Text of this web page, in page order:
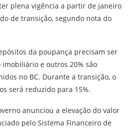
plena vigência a partir de janeiro
de transição, segundo nota do
da poupança precisam ser
e outros 20% são
no BC. Durante a transição, o
será reduzido para 15%.
anunciou a elevação do valor
pelo Sistema Financeiro de